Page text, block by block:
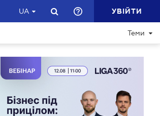
UA УВІЙТИ
Теми